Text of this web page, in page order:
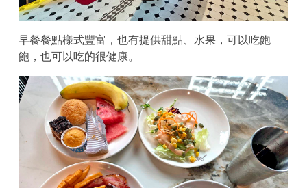
早餐餐點樣式豐富，也有提供甜點、水果，可以吃飽
飽，也可以吃的很健康。